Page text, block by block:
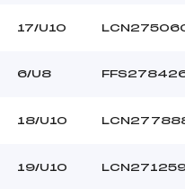
17/U10
6/U8
18/U10
19/U10